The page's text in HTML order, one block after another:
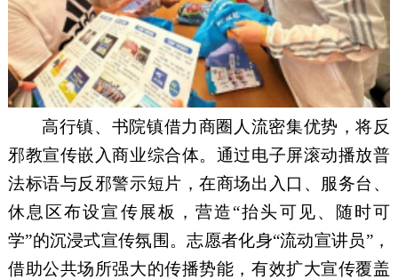
高行镇、书院镇借力商圈人流密集优势，将反
邪教宣传嵌入商业综合体。通过电子屏滚动播放普
法标语与反邪警示短片，在商场出入口、服务台、
休息区布设宣传展板，营造“抬头可见、随时可
学”的沉浸式宣传氛围。志愿者化身“流动宣讲员”，
借助公共场所强大的传播势能，有效扩大宣传覆盖